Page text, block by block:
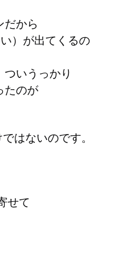
だから
）が出てくるの
いうっかり
たのが
はないのです。
せて